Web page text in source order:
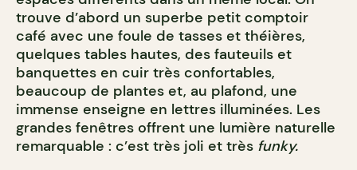
trouve d’abord un superbe petit comptoir
café avec une foule de tasses et théières,
quelques tables hautes, des fauteuils et
banquettes en cuir très confortables,
beaucoup de plantes et, au plafond, une
immense enseigne en lettres illuminées. Les
grandes fenêtres offrent une lumière naturelle
remarquable : c’est très joli et très funky.